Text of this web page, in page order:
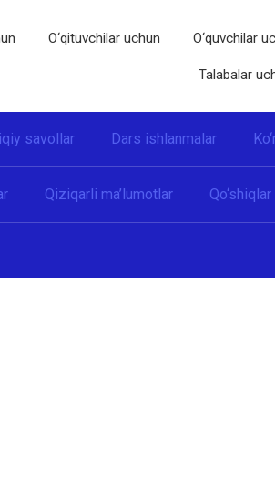
O‘qituvchilar uchun O‘quvchilar
Talabalar
savollar Dars ishlanmalar
Qiziqarli ma’lumotlar